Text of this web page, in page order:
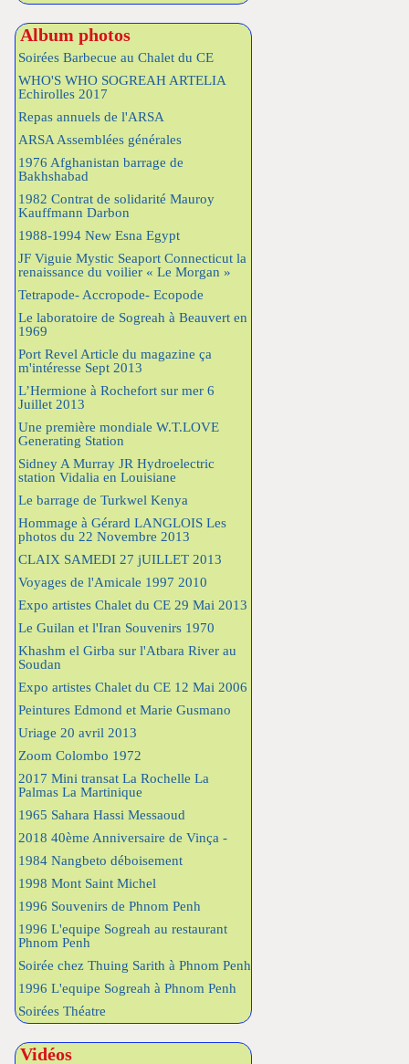
Album photos
Soirées Barbecue au Chalet du CE
WHO'S WHO SOGREAH ARTELIA
Echirolles 2017
Repas annuels de l'ARSA
ARSA Assemblées générales
1976 Afghanistan barrage de
Bakhshabad
1982 Contrat de solidarité Mauroy
Kauffmann Darbon
1988-1994 New Esna Egypt
JF Viguie Mystic Seaport Connecticut la
renaissance du voilier « Le Morgan »
Tetrapode- Accropode- Ecopode
Le laboratoire de Sogreah à Beauvert en
1969
Port Revel Article du magazine ça
m'intéresse Sept 2013
L’Hermione à Rochefort sur mer 6
Juillet 2013
Une première mondiale W.T.LOVE
Generating Station
Sidney A Murray JR Hydroelectric
station Vidalia en Louisiane
Le barrage de Turkwel Kenya
Hommage à Gérard LANGLOIS Les
photos du 22 Novembre 2013
CLAIX SAMEDI 27 jUILLET 2013
Voyages de l'Amicale 1997 2010
Expo artistes Chalet du CE 29 Mai 2013
Le Guilan et l'Iran Souvenirs 1970
Khashm el Girba sur l'Atbara River au
Soudan
Expo artistes Chalet du CE 12 Mai 2006
Peintures Edmond et Marie Gusmano
Uriage 20 avril 2013
Zoom Colombo 1972
2017 Mini transat La Rochelle La
Palmas La Martinique
1965 Sahara Hassi Messaoud
2018 40ème Anniversaire de Vinça -
1984 Nangbeto déboisement
1998 Mont Saint Michel
1996 Souvenirs de Phnom Penh
1996 L'equipe Sogreah au restaurant
Phnom Penh
Soirée chez Thuing Sarith à Phnom Penh
1996 L'equipe Sogreah à Phnom Penh
Soirées Théatre
Vidéos